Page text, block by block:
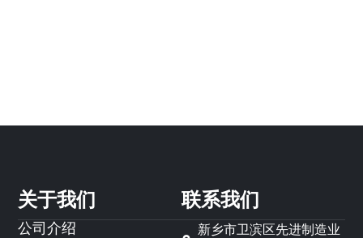
关于我们
公司介绍
联系我们
新乡市卫滨区先进制造业